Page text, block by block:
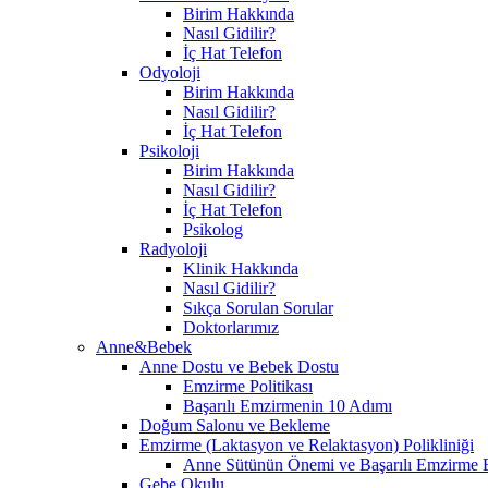
Birim Hakkında
Nasıl Gidilir?
İç Hat Telefon
Odyoloji
Birim Hakkında
Nasıl Gidilir?
İç Hat Telefon
Psikoloji
Birim Hakkında
Nasıl Gidilir?
İç Hat Telefon
Psikolog
Radyoloji
Klinik Hakkında
Nasıl Gidilir?
Sıkça Sorulan Sorular
Doktorlarımız
Anne&Bebek
Anne Dostu ve Bebek Dostu
Emzirme Politikası
Başarılı Emzirmenin 10 Adımı
Doğum Salonu ve Bekleme
Emzirme (Laktasyon ve Relaktasyon) Polikliniği
Anne Sütünün Önemi ve Başarılı Emzirme
Gebe Okulu